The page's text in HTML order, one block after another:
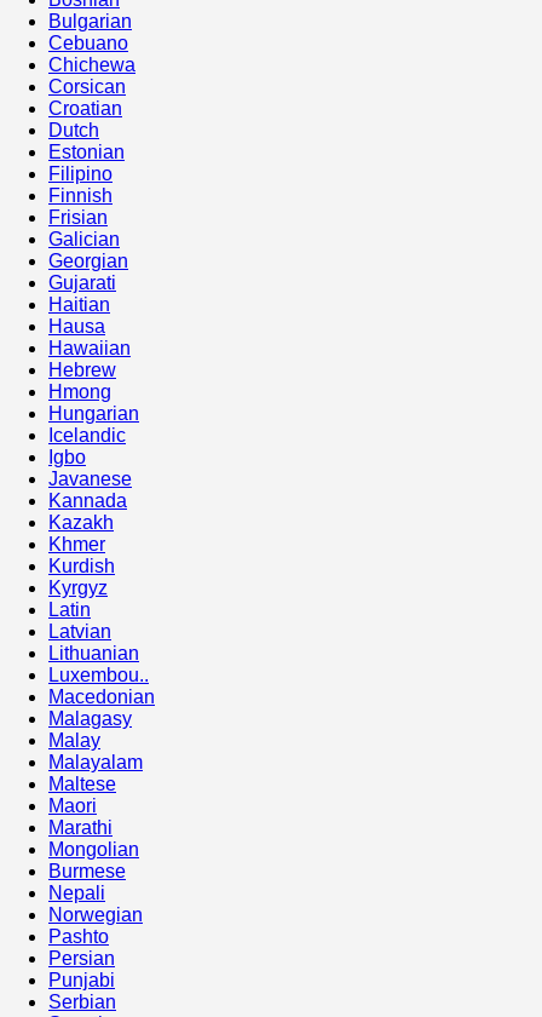
Bulgarian
Cebuano
Chichewa
Corsican
Croatian
Dutch
Estonian
Filipino
Finnish
Frisian
Galician
Georgian
Gujarati
Haitian
Hausa
Hawaiian
Hebrew
Hmong
Hungarian
Icelandic
Igbo
Javanese
Kannada
Kazakh
Khmer
Kurdish
Kyrgyz
Latin
Latvian
Lithuanian
Luxembou..
Macedonian
Malagasy
Malay
Malayalam
Maltese
Maori
Marathi
Mongolian
Burmese
Nepali
Norwegian
Pashto
Persian
Punjabi
Serbian